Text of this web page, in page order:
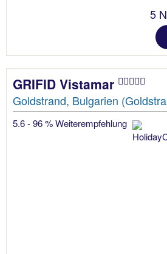
5
GRIFID Vistamar
Goldstrand, Bulgarien
5.6 - 96 % Weiterempfehlung